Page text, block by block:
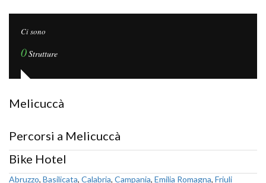
Ci sono
0Strutture
Melicuccà
Percorsi a Melicuccà
Bike Hotel
Abruzzo, Basilicata, Calabria, Campania, Emilia Romagna, Friuli